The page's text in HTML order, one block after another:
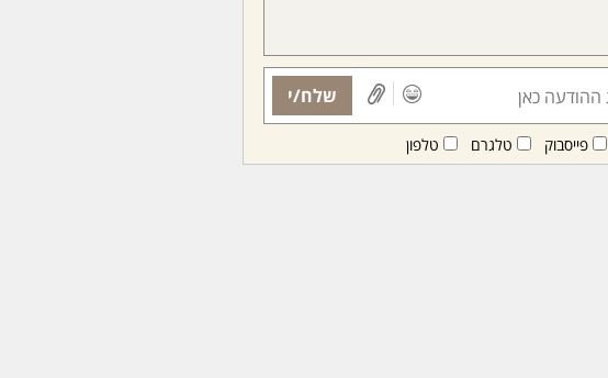
שלח/י
פייסבוק טלגרם טלפון